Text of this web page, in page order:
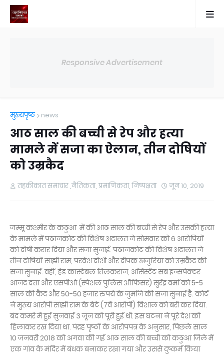
Responsive Advertisement
मुख्यपृष्ठ news
आठ साल की बच्ची से रेप और हत्या
मामले में सजा का ऐलान, तीन दोषियों
को उम्रकैद
तहकीकात समाचार ,नैतिकता, प्रमाणिकता, निष्पक्षता जून 10, 2019
जम्मू कश्मीर के कठुआ में की आठ साल की बच्ची से रेप और उसकी हत्या
के मामले में पठानकोट की विशेष अदालत ने सोमवार को 6 आरोपियों
को दोषी करार दिया और सजा सुनाई. पठानकोट की विशेष अदालत ने
तीन दोषियों सांझी राम, परवेश दोशी और दीपक खजुरिया को उम्रकैद की
सजा सुनाई. वहीं, हेड कांस्टेबल तिलकराज, असिस्टेंट सब इन्सपेक्टर
आनंद दत्ता और एसपीओ (स्पेशल पुलिस ऑफिसर) सुरेंद्र वर्मा को 5-5
साल की कैद और 50-50 हजार रुपये के जुर्माने की सजा सुनाई है. कोर्ट
ने मुख्य आरोपी सांझी राम के बेटे (7वें आरोपी) विशाल को बरी कर दिया.
बंद कमरे में हुई सुनवाई 3 जून को पूरी हुई थी. इस घटना ने पूरे देश को
हिलाकर रख दिया था. पंद्रह पृष्ठों के आरोपपत्र के अनुसार, पिछले साल
10 जनवरी 2018 को अगवा की गई आठ साल की बच्ची को कठुआ जिले में
एक गांव के मंदिर में बंधक बनाकर रखा गया और उससे दुष्कर्म किया